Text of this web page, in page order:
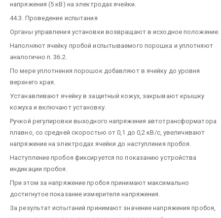
напряжения (5 кВ) на электродах ячейки.
44.3. Проведение испытания
Органы управления установки возвращают в исходное положение.
Наполняют ячейку пробой испытываемого порошка и уплотняют
аналогично п. 36.2.
По мере уплотнения порошок добавляют в ячейку до уровня
верхнего края.
Устанавливают ячейку в защитный кожух, закрывают крышку
кожуха и включают установку.
Ручкой регулировки выходного напряжения автотрансформатора
плавно, со средней скоростью от 0,1 до 0,2 кВ/с, увеличивают
напряжение на электродах ячейки до наступления пробоя.
Наступление пробоя фиксируется по показанию устройства
индикации пробоя.
При этом за напряжение пробоя принимают максимально
достигнутое показание измерителя напряжения.
За результат испытаний принимают значение напряжения пробоя,